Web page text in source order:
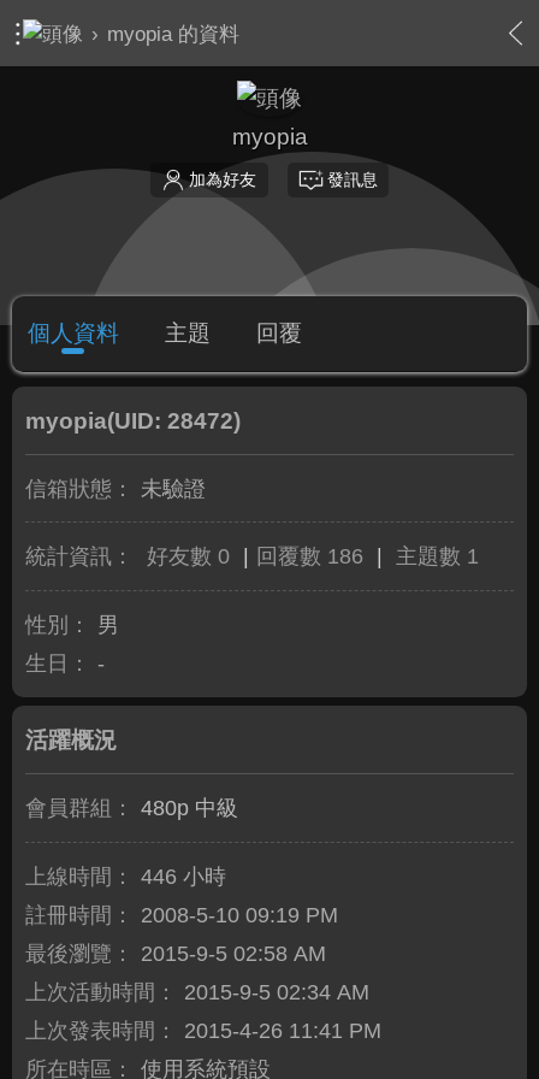
› myopia 的資料
myopia
加為好友 發訊息
個人資料 主題 回覆
myopia(UID: 28472)
信箱狀態： 未驗證
統計資訊： 好友數 0 回覆數 186 主題數 1
性別：
男
生日：
-
活躍概況
會員群組： 480p 中級
上線時間：
446 小時
註冊時間：
2008-5-10 09:19 PM
最後瀏覽：
2015-9-5 02:58 AM
上次活動時間：
2015-9-5 02:34 AM
上次發表時間：
2015-4-26 11:41 PM
所在時區：
使用系統預設